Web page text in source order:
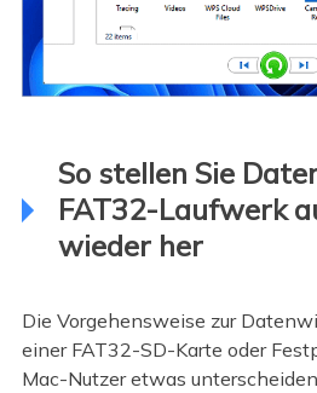
So stellen Sie
FAT32-Laufwerk
wieder her
Die Vorgehensweise zur
einer FAT32-SD-Karte oder
Mac-Nutzer etwas